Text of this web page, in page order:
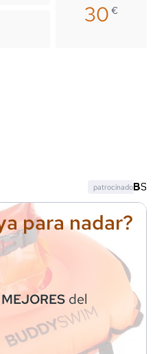
30€
para nadar?
del
patrocinado